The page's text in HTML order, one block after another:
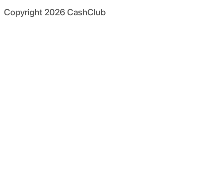
Copyright 2026CashClub